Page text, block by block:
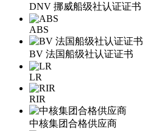
DNV 挪威船级社认证证书
ABS
BV 法国船级社认证证书
LR
RIR
中核集团合格供应商